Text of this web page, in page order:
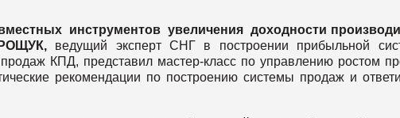
инструментов увеличения доходности
, ведущий эксперт СНГ в построении прибыльной
КПД, представил мастер-класс по управлению ростом
рекомендации по построению системы продаж и